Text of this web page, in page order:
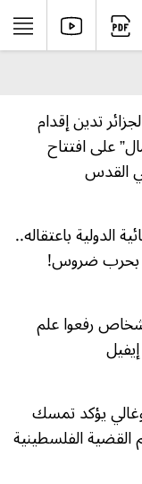
تدين إقدام
على افتتاح
القدس
الدولية باعتقاله..
بحرب ضروس!
اعتقال 6 أشخاص رفعوا علم
يؤكد تمسك
القضية الفلسطينية